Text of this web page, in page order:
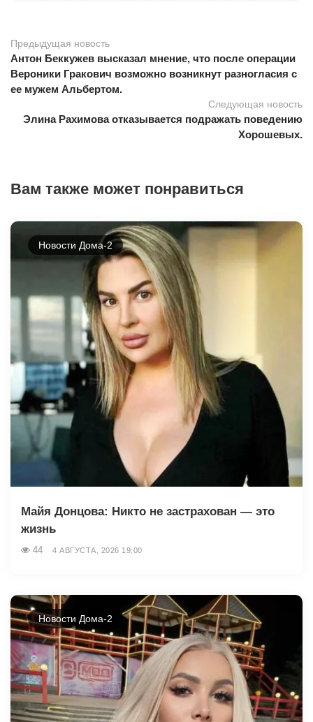
Предыдущая новость
Антон Беккужев высказал мнение, что после операции
Вероники Гракович возможно возникнут разногласия с
ее мужем Альбертом.
Следующая новость
Элина Рахимова отказывается подражать поведению
Хорошевых.
Вам также может понравиться
Новости Дома-2
Майя Донцова: Никто не застрахован — это
жизнь
44 4 АВГУСТА, 2026 19:00
Новости Дома-2